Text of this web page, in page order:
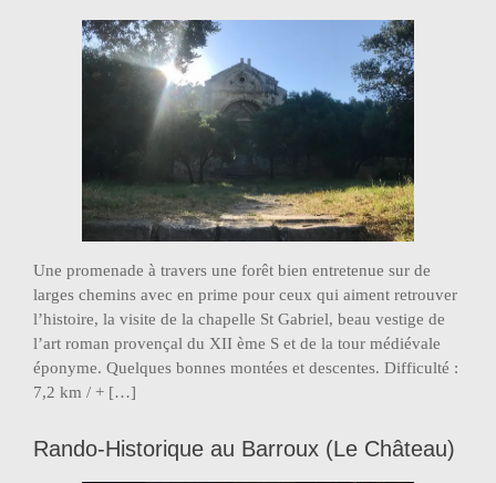
Une promenade à travers une forêt bien entretenue sur de
larges chemins avec en prime pour ceux qui aiment retrouver
l’histoire, la visite de la chapelle St Gabriel, beau vestige de
l’art roman provençal du XII ème S et de la tour médiévale
éponyme. Quelques bonnes montées et descentes. Difficulté :
7,2 km / + […]
Rando-Historique au Barroux (Le Château)